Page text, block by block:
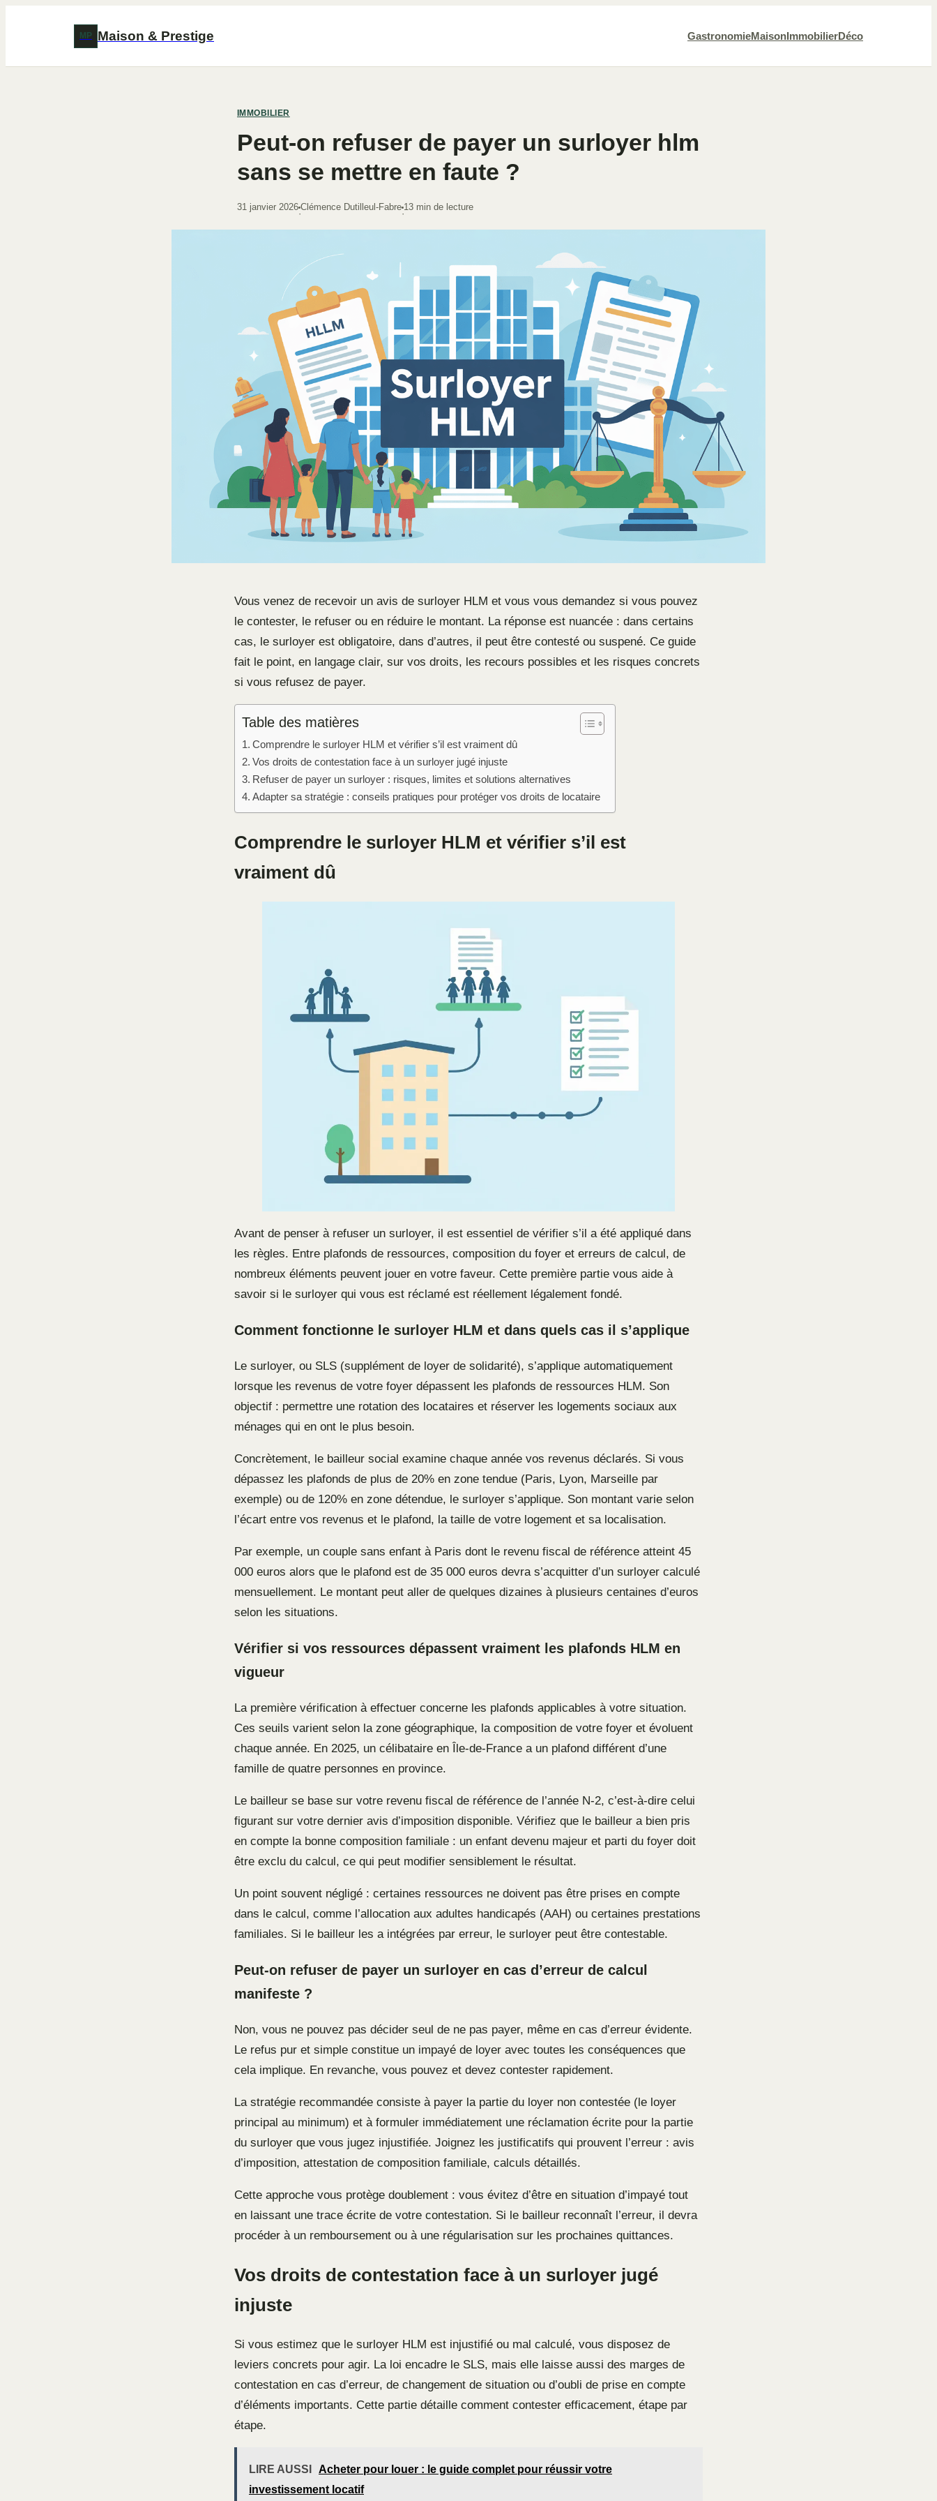
MP Maison & Prestige GastronomieMaisonImmobilierDéco
IMMOBILIER
Peut-on refuser de payer un surloyer hlm
sans se mettre en faute ?
31 janvier 2026
·
Clémence Dutilleul-Fabre
·
13 min de lecture
Vous venez de recevoir un avis de surloyer HLM et vous vous demandez si vous pouvez
le contester, le refuser ou en réduire le montant. La réponse est nuancée : dans certains
cas, le surloyer est obligatoire, dans d’autres, il peut être contesté ou suspené. Ce guide
fait le point, en langage clair, sur vos droits, les recours possibles et les risques concrets
si vous refusez de payer.
Table des matières
Comprendre le surloyer HLM et vérifier s’il est vraiment dû
Vos droits de contestation face à un surloyer jugé injuste
Refuser de payer un surloyer : risques, limites et solutions alternatives
Adapter sa stratégie : conseils pratiques pour protéger vos droits de locataire
Comprendre le surloyer HLM et vérifier s’il est
vraiment dû
Avant de penser à refuser un surloyer, il est essentiel de vérifier s’il a été appliqué dans
les règles. Entre plafonds de ressources, composition du foyer et erreurs de calcul, de
nombreux éléments peuvent jouer en votre faveur. Cette première partie vous aide à
savoir si le surloyer qui vous est réclamé est réellement légalement fondé.
Comment fonctionne le surloyer HLM et dans quels cas il s’applique
Le surloyer, ou SLS (supplément de loyer de solidarité), s’applique automatiquement
lorsque les revenus de votre foyer dépassent les plafonds de ressources HLM. Son
objectif : permettre une rotation des locataires et réserver les logements sociaux aux
ménages qui en ont le plus besoin.
Concrètement, le bailleur social examine chaque année vos revenus déclarés. Si vous
dépassez les plafonds de plus de 20% en zone tendue (Paris, Lyon, Marseille par
exemple) ou de 120% en zone détendue, le surloyer s’applique. Son montant varie selon
l’écart entre vos revenus et le plafond, la taille de votre logement et sa localisation.
Par exemple, un couple sans enfant à Paris dont le revenu fiscal de référence atteint 45
000 euros alors que le plafond est de 35 000 euros devra s’acquitter d’un surloyer calculé
mensuellement. Le montant peut aller de quelques dizaines à plusieurs centaines d’euros
selon les situations.
Vérifier si vos ressources dépassent vraiment les plafonds HLM en
vigueur
La première vérification à effectuer concerne les plafonds applicables à votre situation.
Ces seuils varient selon la zone géographique, la composition de votre foyer et évoluent
chaque année. En 2025, un célibataire en Île-de-France a un plafond différent d’une
famille de quatre personnes en province.
Le bailleur se base sur votre revenu fiscal de référence de l’année N-2, c’est-à-dire celui
figurant sur votre dernier avis d’imposition disponible. Vérifiez que le bailleur a bien pris
en compte la bonne composition familiale : un enfant devenu majeur et parti du foyer doit
être exclu du calcul, ce qui peut modifier sensiblement le résultat.
Un point souvent négligé : certaines ressources ne doivent pas être prises en compte
dans le calcul, comme l’allocation aux adultes handicapés (AAH) ou certaines prestations
familiales. Si le bailleur les a intégrées par erreur, le surloyer peut être contestable.
Peut-on refuser de payer un surloyer en cas d’erreur de calcul
manifeste ?
Non, vous ne pouvez pas décider seul de ne pas payer, même en cas d’erreur évidente.
Le refus pur et simple constitue un impayé de loyer avec toutes les conséquences que
cela implique. En revanche, vous pouvez et devez contester rapidement.
La stratégie recommandée consiste à payer la partie du loyer non contestée (le loyer
principal au minimum) et à formuler immédiatement une réclamation écrite pour la partie
du surloyer que vous jugez injustifiée. Joignez les justificatifs qui prouvent l’erreur : avis
d’imposition, attestation de composition familiale, calculs détaillés.
Cette approche vous protège doublement : vous évitez d’être en situation d’impayé tout
en laissant une trace écrite de votre contestation. Si le bailleur reconnaît l’erreur, il devra
procéder à un remboursement ou à une régularisation sur les prochaines quittances.
Vos droits de contestation face à un surloyer jugé
injuste
Si vous estimez que le surloyer HLM est injustifié ou mal calculé, vous disposez de
leviers concrets pour agir. La loi encadre le SLS, mais elle laisse aussi des marges de
contestation en cas d’erreur, de changement de situation ou d’oubli de prise en compte
d’éléments importants. Cette partie détaille comment contester efficacement, étape par
étape.
LIRE AUSSI
Acheter pour louer : le guide complet pour réussir votre
investissement locatif